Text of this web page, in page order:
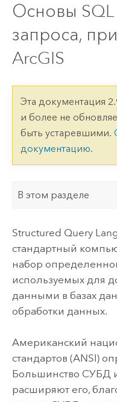
Основы
запроса,
ArcGIS
Эта документация
и более не
быть устаревшими.
документацию.
В этом разделе
Structured Query
стандартный
набор
используемых для
данными в базах
обработки данных.
Американский
стандартов (ANSI)
Большинство СУБД
расширяют его,